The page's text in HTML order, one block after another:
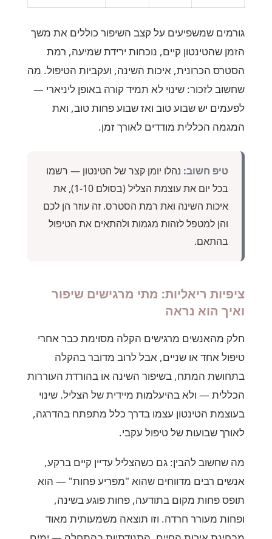
גורמים שמשפיעים על קצב השיפור כוללים את משך
הזמן שהטינטון קיים, נוכחות ירידת שמיעה, רמת
הסטרס הכרונית, איכות השינה, ועקביות הטיפול. מה
שחשוב לזכור: שינוי לא תמיד קורה באופן ליניארי —
לפעמים יש שבוע טוב ואז שבוע פחות טוב, ואת
המגמה הכללית מודדים לאורך זמן.
טיפ חשוב: נהלו יומן קצר של הטינטון — רשמו
בכל יום את עוצמת הצליל (בסולם 1-10), את
איכות השינה ואת רמת הסטרס. זה עוזר הן לכם
והן למטפל לזהות מגמות ולהתאים את הטיפול
בהתאם.
ציפיות ריאליות: מתי מרגישים שיפור
ואיך הוא נראה
חלק מהאנשים מרגישים הקלה מסוימת כבר אחרי
טיפול אחד או שניים, אבל לרוב מדובר בהקלה
בתחושת המתח, בשיפור השינה או בהורדת העוררות
הכללית — ולא בהיעלמות מיידית של הצליל. שינוי
בעוצמת הטינטון עצמו בדרך כלל מתפתח בהדרגה,
לאורך שבועות של טיפול עקבי.
מה שחשוב להבין: גם כשהצליל עדיין קיים ברקע,
אנשים רבים מדווחים שהוא "מפריע פחות" — הוא
תופס פחות מקום בתודעה, פחות פוגע בשינה,
ופחות מעורר חרדה. וזו תוצאה משמעותית מאוד